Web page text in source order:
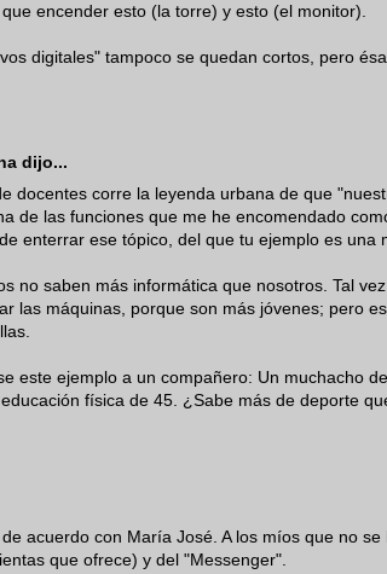
encender esto (la torre) y esto (el monitor).
digitales" tampoco se quedan cortos, pero
dijo...
docentes corre la leyenda urbana de que
de las funciones que me he encomendado
enterrar ese tópico, del que tu ejemplo es una
no saben más informática que nosotros. Tal
las máquinas, porque son más jóvenes; pero
este ejemplo a un compañero: Un muchacho
física de 45. ¿Sabe más de deporte
acuerdo con María José. A los míos que no
que ofrece) y del "Messenger".